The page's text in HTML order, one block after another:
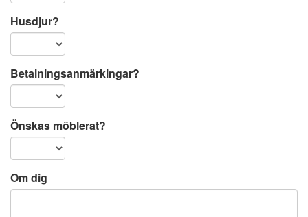
Husdjur?
Betalningsanmärkingar?
Önskas möblerat?
Om dig